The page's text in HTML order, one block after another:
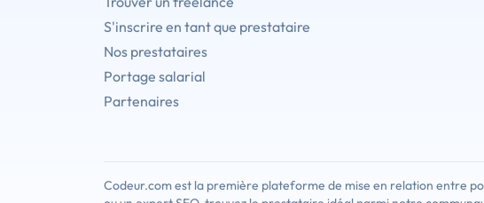
S'inscrire en tant que prestataire
Nos prestataires
Portage salarial
Partenaires
Codeur.com est la première plateforme de mise en relation entre